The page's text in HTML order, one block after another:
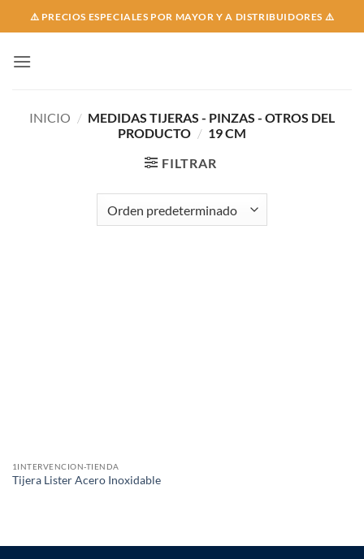
to
⚠️ PRECIOS ESPECIALES POR MAYOR Y A DISTRIBUIDORES ⚠️
INICIO / MEDIDAS TIJERAS - PINZAS - OTROS DEL
PRODUCTO / 19 CM
FILTRAR
1INTERVENCION-TIENDA
Tijera Lister Acero Inoxidable